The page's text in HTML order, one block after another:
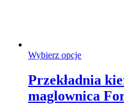
Wybierz opcjeTen
ma
wiele
wariantów.
Przekładnia
maglownica